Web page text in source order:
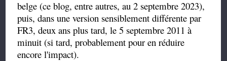
belge (ce blog, entre autres, au 2 septembre 2023),
puis, dans une version sensiblement différente par
FR3, deux ans plus tard, le 5 septembre 2011 à
minuit (si tard, probablement pour en réduire
encore l'impact).